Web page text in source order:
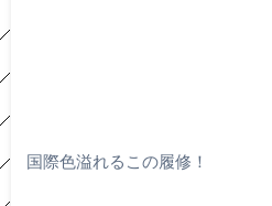
国際色溢れるこの履修！